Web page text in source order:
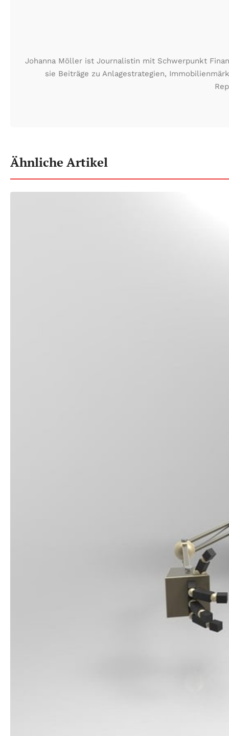
Johanna Möller ist Journalistin mit Schwerpunkt
sie Beiträge zu Anlagestrategien,
Ähnliche Artikel